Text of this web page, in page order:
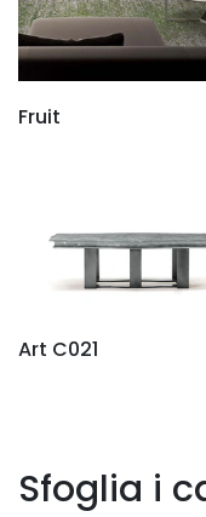
Fruit
Art C021
Sfoglia i